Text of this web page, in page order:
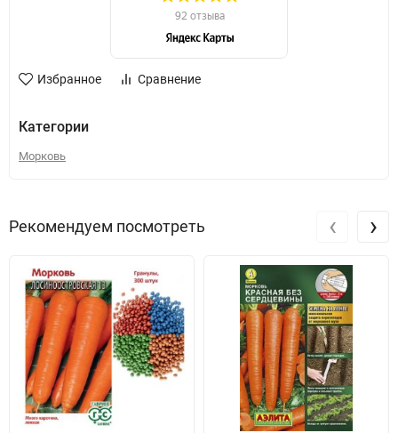
Избранное Сравнение
Категории
Морковь
Рекомендуем посмотреть ‹ ›